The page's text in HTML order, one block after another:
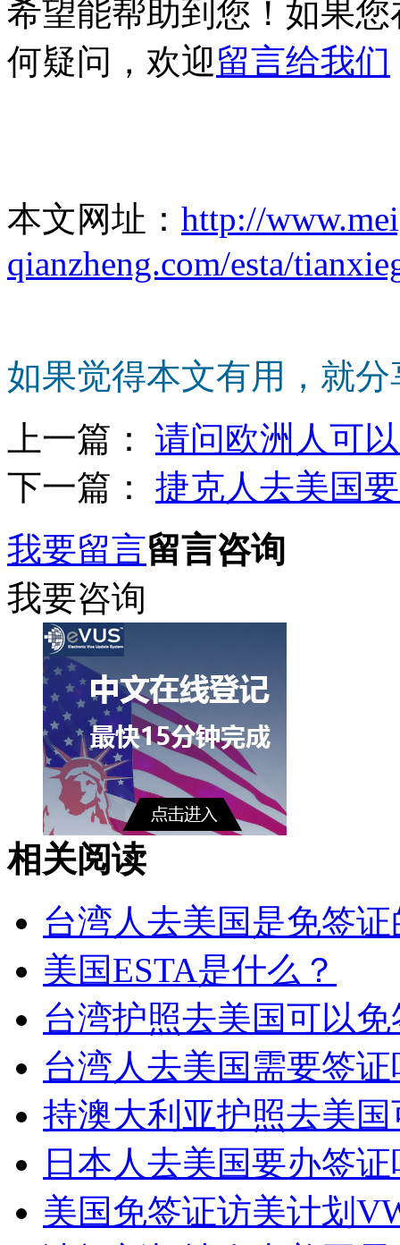
希望能帮助到您！如果您
何疑问，欢迎留言给我们
本文网址： http://
qianzheng.com/esta/
如果觉得本文有用，就
上一篇： 请问欧洲人可
下一篇： 捷克人去美国
我要留言留言咨询
我要咨询
相关阅读
台湾人去美国是免签
美国ESTA是什么？
台湾护照去美国可以
台湾人去美国需要签
持澳大利亚护照去美
日本人去美国要办签
美国免签证访美计划